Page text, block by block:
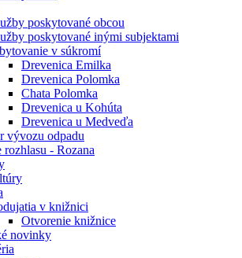
poskytované obcou
poskytované inými subjektami
v súkromí
Drevenica Emilka
Drevenica Polomka
Chata Polomka
Drevenica u Kohúta
Drevenica u Medveďa
vývozu odpadu
rozhlasu - Rozana
v knižnici
Otvorenie knižnice
novinky